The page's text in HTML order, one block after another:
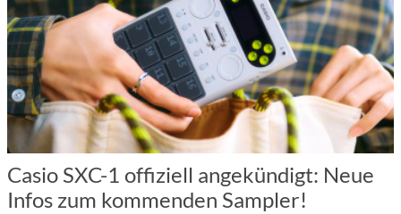
Casio SXC-1 offiziell angekündigt: Neue
Infos zum kommenden Sampler!